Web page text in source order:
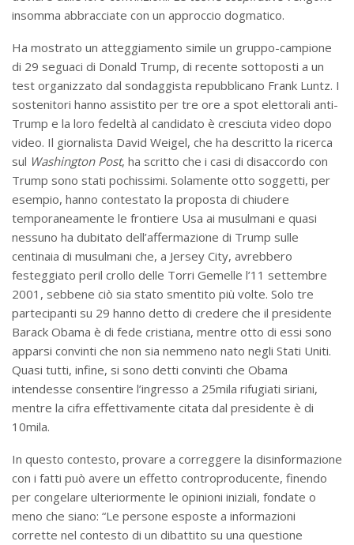
insomma abbracciate con un approccio dogmatico.
Ha mostrato un atteggiamento simile un gruppo-campione
di 29 seguaci di Donald Trump, di recente sottoposti a un
test organizzato dal sondaggista repubblicano Frank Luntz. I
sostenitori hanno assistito per tre ore a spot elettorali anti-
Trump e la loro fedeltà al candidato è cresciuta video dopo
video. Il giornalista David Weigel, che ha descritto la ricerca
sul Washington Post, ha scritto che i casi di disaccordo con
Trump sono stati pochissimi. Solamente otto soggetti, per
esempio, hanno contestato la proposta di chiudere
temporaneamente le frontiere Usa ai musulmani e quasi
nessuno ha dubitato dell’affermazione di Trump sulle
centinaia di musulmani che, a Jersey City, avrebbero
festeggiato peril crollo delle Torri Gemelle l’11 settembre
2001, sebbene ciò sia stato smentito più volte. Solo tre
partecipanti su 29 hanno detto di credere che il presidente
Barack Obama è di fede cristiana, mentre otto di essi sono
apparsi convinti che non sia nemmeno nato negli Stati Uniti.
Quasi tutti, infine, si sono detti convinti che Obama
intendesse consentire l’ingresso a 25mila rifugiati siriani,
mentre la cifra effettivamente citata dal presidente è di
10mila.
In questo contesto, provare a correggere la disinformazione
con i fatti può avere un effetto controproducente, finendo
per congelare ulteriormente le opinioni iniziali, fondate o
meno che siano: “Le persone esposte a informazioni
corrette nel contesto di un dibattito su una questione